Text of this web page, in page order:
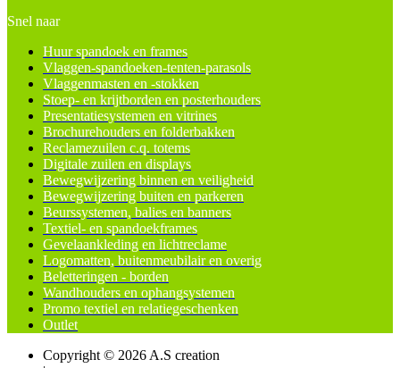
Snel naar
Huur spandoek en frames
Vlaggen-spandoeken-tenten-parasols
Vlaggenmasten en -stokken
Stoep- en krijtborden en posterhouders
Presentatiesystemen en vitrines
Brochurehouders en folderbakken
Reclamezuilen c.q. totems
Digitale zuilen en displays
Bewegwijzering binnen en veiligheid
Bewegwijzering buiten en parkeren
Beurssystemen, balies en banners
Textiel- en spandoekframes
Gevelaankleding en lichtreclame
Logomatten, buitenmeubilair en overig
Beletteringen - borden
Wandhouders en ophangsystemen
Promo textiel en relatiegeschenken
Outlet
Copyright © 2026 A.S creation